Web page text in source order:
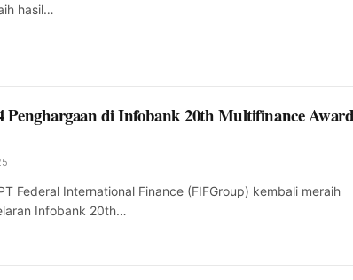
hasil…
di Infobank 20th Multifinance
Federal International Finance (FIFGroup) kembali meraih
Infobank 20th…